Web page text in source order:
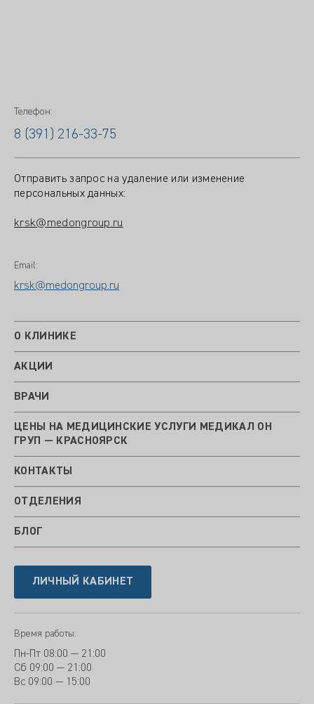
Телефон:
8 (391) 216-33-75
Отправить запрос на удаление или изменение
персональных данных:
krsk@medongroup.ru
Email:
krsk@medongroup.ru
О КЛИНИКЕ
АКЦИИ
ВРАЧИ
ЦЕНЫ НА МЕДИЦИНСКИЕ УСЛУГИ МЕДИКАЛ ОН
ГРУП — КРАСНОЯРСК
КОНТАКТЫ
ОТДЕЛЕНИЯ
БЛОГ
ЛИЧНЫЙ КАБИНЕТ
Время работы:
Пн-Пт 08:00 — 21:00
Сб 09:00 — 21:00
Вс 09:00 — 15:00